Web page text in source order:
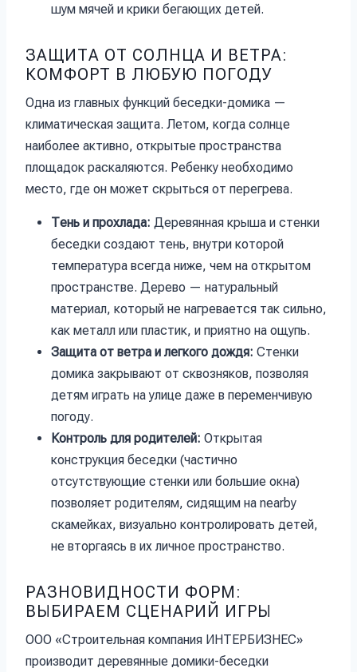
шум мячей и крики бегающих детей.
ЗАЩИТА ОТ СОЛНЦА И ВЕТРА:
КОМФОРТ В ЛЮБУЮ ПОГОДУ
Одна из главных функций беседки-домика —
климатическая защита. Летом, когда солнце
наиболее активно, открытые пространства
площадок раскаляются. Ребенку необходимо
место, где он может скрыться от перегрева.
Тень и прохлада: Деревянная крыша и стенки
беседки создают тень, внутри которой
температура всегда ниже, чем на открытом
пространстве. Дерево — натуральный
материал, который не нагревается так сильно,
как металл или пластик, и приятно на ощупь.
Защита от ветра и легкого дождя: Стенки
домика закрывают от сквозняков, позволяя
детям играть на улице даже в переменчивую
погоду.
Контроль для родителей: Открытая
конструкция беседки (частично
отсутствующие стенки или большие окна)
позволяет родителям, сидящим на nearby
скамейках, визуально контролировать детей,
не вторгаясь в их личное пространство.
РАЗНОВИДНОСТИ ФОРМ:
ВЫБИРАЕМ СЦЕНАРИЙ ИГРЫ
ООО «Строительная компания ИНТЕРБИЗНЕС»
производит деревянные домики-беседки